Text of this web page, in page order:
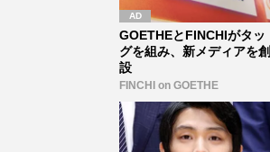
GOETHEとFINCHIがタッ
グを組み、新メディアを創
設
FINCHI on GOETHE